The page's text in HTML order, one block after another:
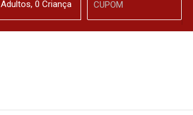
s, 0 Criança